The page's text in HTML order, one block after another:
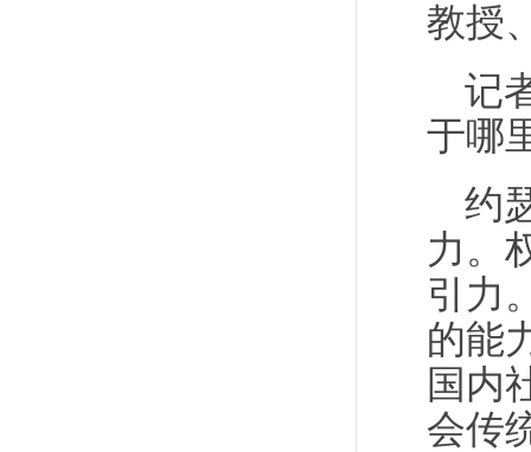
教授
记
于哪
约
力。
引力
的能
国内
会传